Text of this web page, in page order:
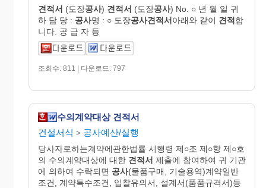
견적서 (도장공사) 견적서 (도장공사) No. ○ 년 월 일 귀
하 담 당 : 공사명 : ○ 도장공사견적서아래와 같이 견적합
니다. 공 급 자 등
조회수: 811 | 다운로드: 797
수의계약대상 견적서
건설서식 > 공사예산/실행
당사자로하는계약에관한법률 시행령 제○조 제○항 제○호
의 수의계약대상에 대한 견적서 제출에 참여하여 귀 기관
에 의하여 수락되면 공사(물품구매, 기술용역)계약일반
조건, 계약특수조건, 입찰유의서, 설계서(품품규격서)등